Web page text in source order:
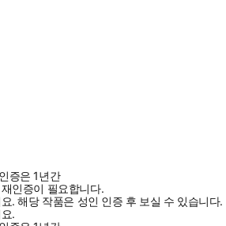
증은 1년간
인증이 필요합니다.
요.해당 작품은 성인 인증 후 보실 수 있습니다.
.